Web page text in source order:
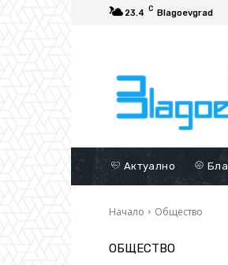
23.4 C Blagoevgrad
Актуално
Начало Общество
ОБЩЕСТВО